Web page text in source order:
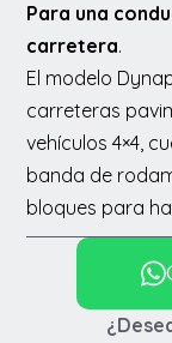
Para una
carretera.
El modelo
carreteras
vehículos 4×4,
banda de
bloques para